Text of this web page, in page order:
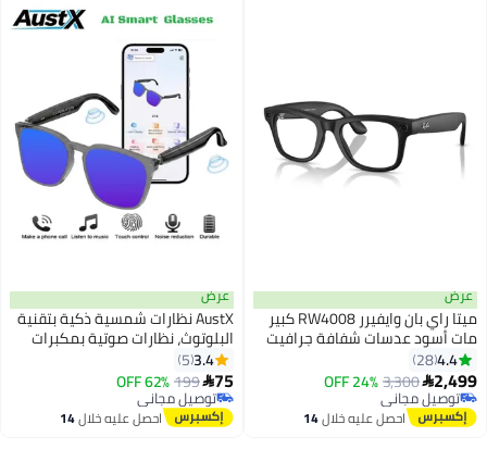
عرض
ميتا راي بان وايفيرر RW4008 كبير
مات أسود عدسات شفافة جرافيت
أخضر متحول
4.4
28
2,499
3,300
24% OFF
توصيل مجاني
توصيل مجانياحصل عليه خلال14
عرض
AustX نظارات شمسية ذكية بتقنية
البلوتوث، نظارات صوتية بمكبرات
صوت، عدسات مستقطبة حماية من
تشغيل موسيقى بالأذن المفتوحة،
تحكم باللمس
3.4
5
75
199
62% OFF
توصيل مجاني
توصيل مجانياحصل عليه خلال14